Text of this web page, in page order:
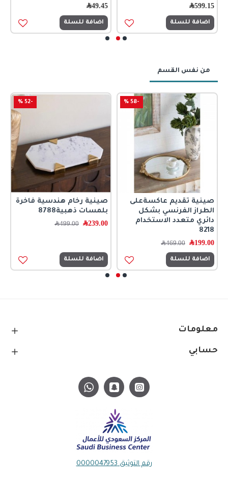
599.15﷼
اضافة للسلة
49.45﷼
اضافة للسلة
من نفس القسم
-58 %
صينية تقديم عاكسةعلى
الطراز الفرنسي بشكل
دائري متعدد الاستخدام
8218
199.00﷼ 469.00﷼
اضافة للسلة
-52 %
صينية رخام هندسية فاخرة
بلمسات ذهبية8788
239.00﷼ 499.00﷼
اضافة للسلة
معلومات
حسابي
رقم التوثيق 0000047953